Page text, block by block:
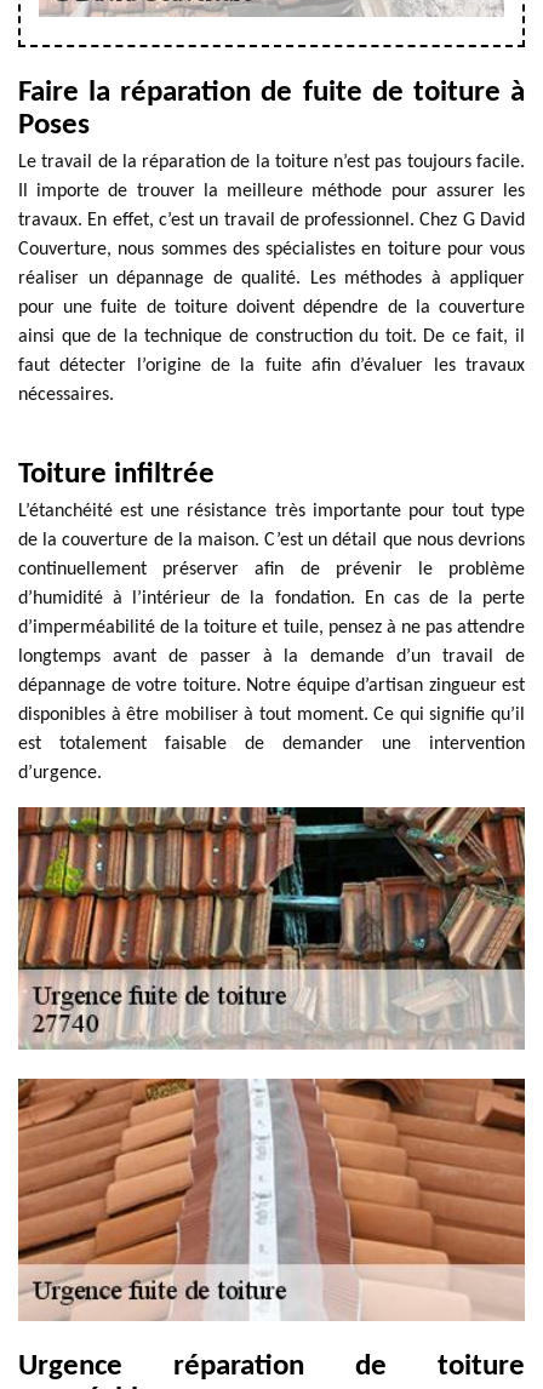
Faire la réparation de fuite de toiture à
Poses
Le travail de la réparation de la toiture n’est pas toujours facile.
Il importe de trouver la meilleure méthode pour assurer les
travaux. En effet, c’est un travail de professionnel. Chez G David
Couverture, nous sommes des spécialistes en toiture pour vous
réaliser un dépannage de qualité. Les méthodes à appliquer
pour une fuite de toiture doivent dépendre de la couverture
ainsi que de la technique de construction du toit. De ce fait, il
faut détecter l’origine de la fuite afin d’évaluer les travaux
nécessaires.
Toiture infiltrée
L’étanchéité est une résistance très importante pour tout type
de la couverture de la maison. C’est un détail que nous devrions
continuellement préserver afin de prévenir le problème
d’humidité à l’intérieur de la fondation. En cas de la perte
d’imperméabilité de la toiture et tuile, pensez à ne pas attendre
longtemps avant de passer à la demande d’un travail de
dépannage de votre toiture. Notre équipe d’artisan zingueur est
disponibles à être mobiliser à tout moment. Ce qui signifie qu’il
est totalement faisable de demander une intervention
d’urgence.
Urgence réparation de toiture